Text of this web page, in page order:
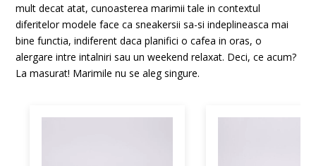
mult decat atat, cunoasterea marimii tale in contextul
diferitelor modele face ca sneakersii sa-si indeplineasca mai
bine functia, indiferent daca planifici o cafea in oras, o
alergare intre intalniri sau un weekend relaxat. Deci, ce acum?
La masurat! Marimile nu se aleg singure.